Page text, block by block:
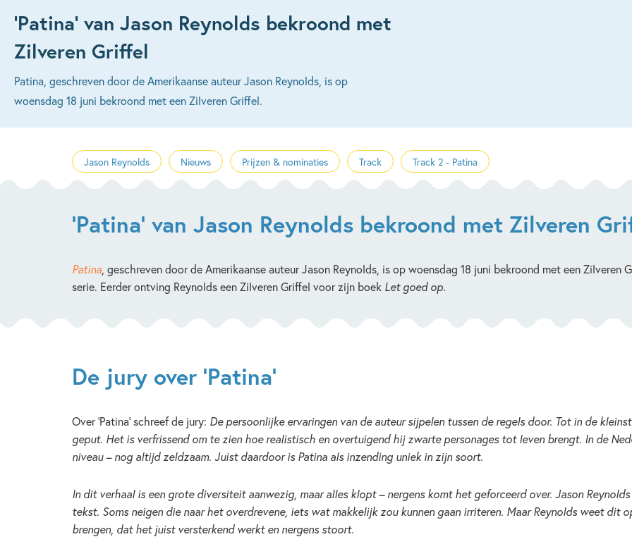
‘Patina’ van Jason Reynolds bekroond met
Zilveren Griffel
Patina, geschreven door de Amerikaanse auteur Jason Reynolds, is op
woensdag 18 juni bekroond met een Zilveren Griffel.
Jason Reynolds Nieuws Prijzen & nominaties Track Track 2 - Patina
'Patina' van Jason Reynolds bekroond met Zilveren
Patina , geschreven door de Amerikaanse auteur Jason Reynolds, is op woensdag 18 juni bekroond met een
serie. Eerder ontving Reynolds een Zilveren Griffel voor zijn boek Let goed op.
De jury over 'Patina'
Over ‘Patina’ schreef de jury: De persoonlijke ervaringen van de auteur sijpelen tussen de regels door. Tot in de
geput. Het is verfrissend om te zien hoe realistisch en overtuigend hij zwarte personages tot leven brengt. In de
niveau – nog altijd zeldzaam. Juist daardoor is Patina als inzending uniek in zijn soort.
In dit verhaal is een grote diversiteit aanwezig, maar alles klopt – nergens komt het geforceerd over. Jason
tekst. Soms neigen die naar het overdrevene, iets wat makkelijk zou kunnen gaan irriteren. Maar Reynolds weet dit
brengen, dat het juist versterkend werkt en nergens stoort.